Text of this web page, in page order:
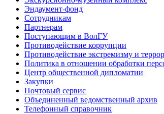
Эндаумент-фонд
Сотрудникам
Партнерам
Поступающим в ВолГУ
Противодействие коррупции
Противодействие экстремизму и
Политика в отношении обработки
Центр общественной дипломатии
Закупки
Почтовый сервис
Объединенный ведомственный архив
Телефонный справочник